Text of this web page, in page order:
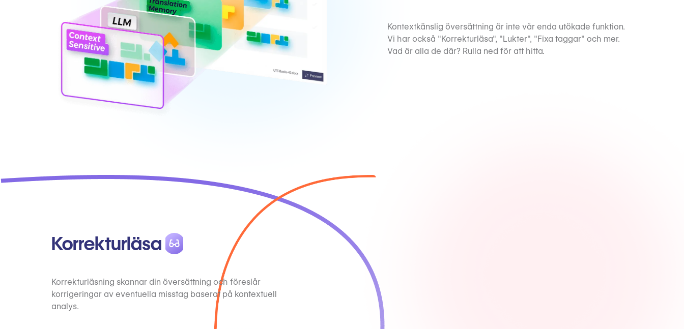
Kontextkänslig översättning är inte vår enda utökade funktion.
Vi har också "Korrekturläsa", "Lukter", "Fixa taggar" och mer.
Vad är alla de där? Rulla ned för att hitta.
Korrekturläsa
Korrekturläsning skannar din översättning och föreslår
korrigeringar av eventuella misstag baserat på kontextuell
analys.